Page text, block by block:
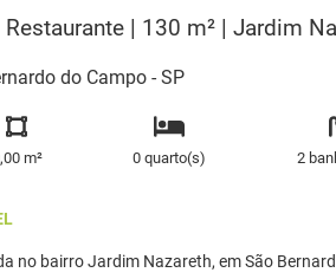
| 130 m² | Jardim
do Campo - SP
m² 0 quarto(s) 2
no bairro Jardim Nazareth, em São